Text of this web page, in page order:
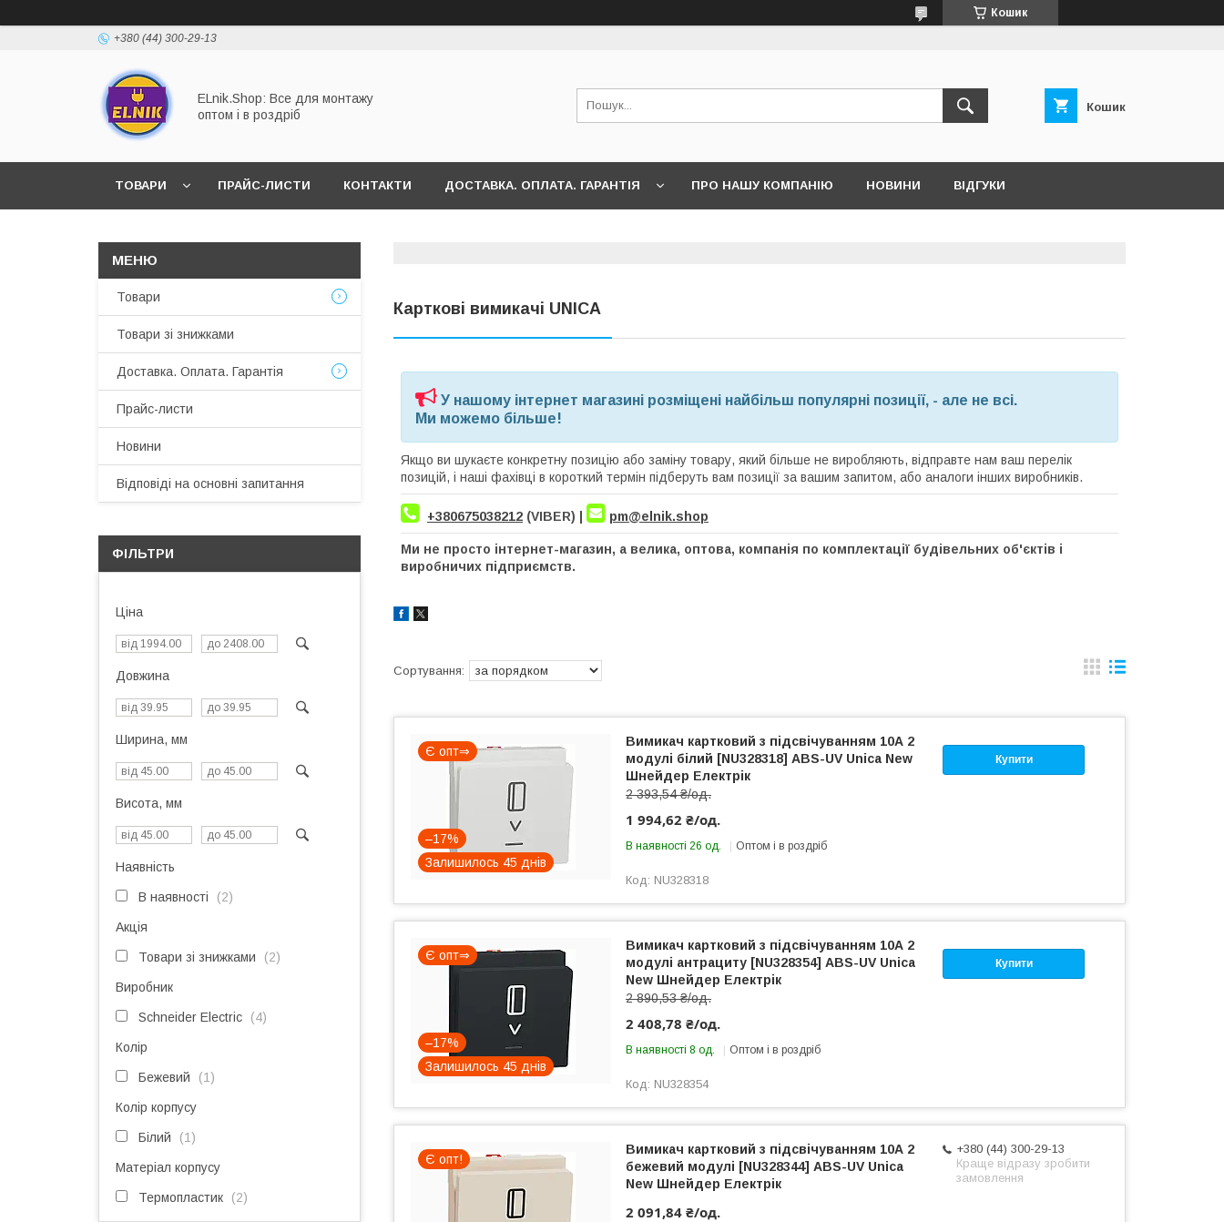
Кошик
+380 (44) 300-29-13
ELnik.Shop: Все для монтажу
оптом і в роздріб
Кошик
ТОВАРИ ПРАЙС-ЛИСТИ КОНТАКТИ ДОСТАВКА. ОПЛАТА. ГАРАНТІЯ ПРО НАШУ КОМПАНІЮ НОВИНИ ВІДГУКИ
Карткові вимикачі UNICA
У нашому інтернет магазині розміщені найбільш популярні позиції, - але не всі.
Ми можемо більше!
Якщо ви шукаєте конкретну позицію або заміну товару, який більше не виробляють, відправте нам ваш перелік
позицій, і наші фахівці в короткий термін підберуть вам позиції за вашим запитом, або аналоги інших виробників.
+380675038212 (VIBER) | pm@elnik.shop
Ми не просто інтернет-магазин, а велика, оптова, компанія по комплектації будівельних об'єктів і
виробничих підприємств.
Є опт⇒
–17%
Залишилось 45 днів
Купити
Вимикач картковий з підсвічуванням 10А 2
модулі білий [NU328318] ABS-UV Unica New
Шнейдер Електрік
2 393,54 ₴/од.
1 994,62 ₴/од.
В наявності 26 од. Оптом і в роздріб
NU328318
Є опт⇒
–17%
Залишилось 45 днів
Купити
Вимикач картковий з підсвічуванням 10А 2
модулі антрациту [NU328354] ABS-UV Unica
New Шнейдер Електрік
2 890,53 ₴/од.
2 408,78 ₴/од.
В наявності 8 од. Оптом і в роздріб
NU328354
Є опт!
+380 (44) 300-29-13
Краще відразу зробити
замовлення
Вимикач картковий з підсвічуванням 10А 2
бежевий модулі [NU328344] ABS-UV Unica
New Шнейдер Електрік
2 091,84 ₴/од.
Товари
Товари зі знижками
Доставка. Оплата. Гарантія
Прайс-листи
Новини
Відповіді на основні запитання
ФІЛЬТРИ
Ціна
Довжина
Ширина, мм
Висота, мм
Наявність
В наявності 2
Акція
Товари зі знижками 2
Виробник
Schneider Electric 4
Колір
Бежевий 1
Колір корпусу
Білий 1
Матеріал корпусу
Термопластик 2